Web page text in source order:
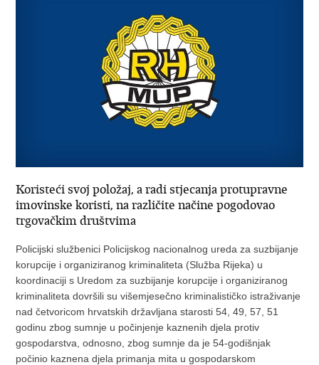
Koristeći svoj položaj, a radi stjecanja protupravne
imovinske koristi, na različite načine pogodovao
trgovačkim društvima
Policijski službenici Policijskog nacionalnog ureda za suzbijanje
korupcije i organiziranog kriminaliteta (Služba Rijeka) u
koordinaciji s Uredom za suzbijanje korupcije i organiziranog
kriminaliteta dovršili su višemjesečno kriminalističko istraživanje
nad četvoricom hrvatskih državljana starosti 54, 49, 57, 51
godinu zbog sumnje u počinjenje kaznenih djela protiv
gospodarstva, odnosno, zbog sumnje da je 54-godišnjak
počinio kaznena djela primanja mita u gospodarskom